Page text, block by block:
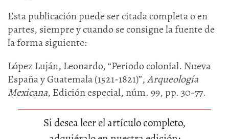
Esta publicación puede ser citada completa o en
partes, siempre y cuando se consigne la fuente de
la forma siguiente:
López Luján, Leonardo, “Periodo colonial. Nueva
España y Guatemala (1521-1821)”,Arqueología
Mexicana, Edición especial, núm. 99, pp. 30-77.
Si desea leer el artículo completo,